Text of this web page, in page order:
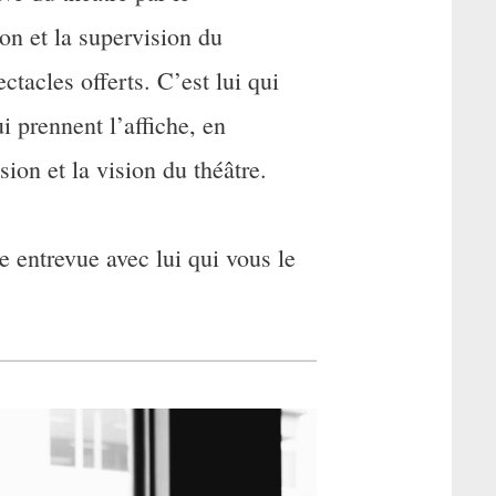
et la supervision du
offerts. C’est lui qui
prennent l’affiche, en
et la vision du théâtre.
entrevue avec lui qui vous le